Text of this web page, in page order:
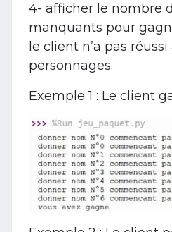
4- afficher le nombre
manquants pour
le client n’a pas
personnages.
Exemple 1 : Le client